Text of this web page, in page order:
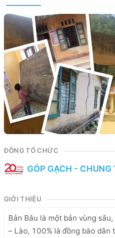
ĐỒNG TỔ CHỨC
GÓP GẠCH -
GIỚI THIỆU
Bản Bâu là một bản vùng
– Lào, 100% là đồng bào dân